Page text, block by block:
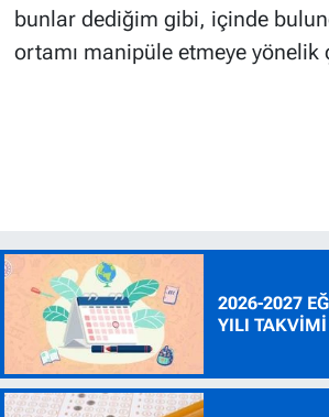
bunlar dediğim gibi, içinde
ortamı manipüle etmeye yönelik
2026-2027
YILI